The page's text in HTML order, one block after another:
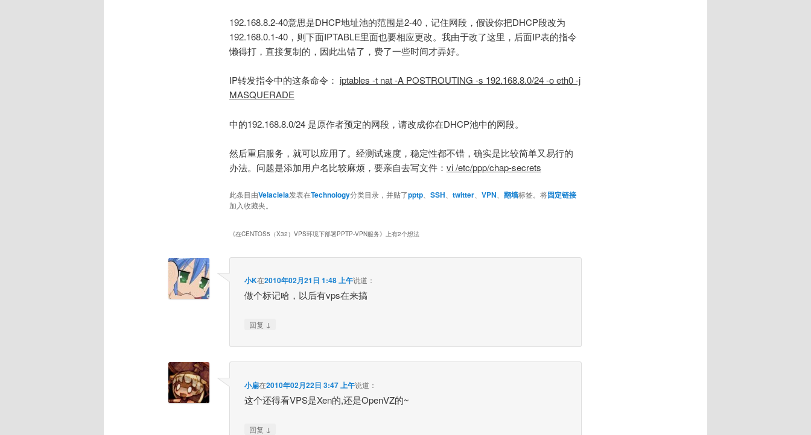
192.168.8.2-40意思是DHCP地址池的范围是2-40，记住网段，假设你把DHCP段改为
192.168.0.1-40，则下面IPTABLE里面也要相应更改。我由于改了这里，后面IP表的指令
懒得打，直接复制的，因此出错了，费了一些时间才弄好。
IP转发指令中的这条命令： iptables -t nat -A POSTROUTING -s 192.168.8.0/24 -o eth0 -j
MASQUERADE
中的192.168.8.0/24 是原作者预定的网段，请改成你在DHCP池中的网段。
然后重启服务，就可以应用了。经测试速度，稳定性都不错，确实是比较简单又易行的
办法。问题是添加用户名比较麻烦，要亲自去写文件： vi /etc/ppp/chap-secrets
此条目由Velaciela发表在Technology分类目录，并贴了pptp、 SSH twitter、 VPN 翻墙标签。将固定链接
加入收藏夹。
《在CENTOS5（X32）VPS环境下部署PPTP-VPN服务》上有2个想法
小K在2010年02月21日 1:48 上午说道：
做个标记哈，以后有vps在来搞
回复 ↓
小扁在2010年02月22日 3:47 上午说道：
这个还得看VPS是Xen的,还是OpenVZ的~
回复 ↓